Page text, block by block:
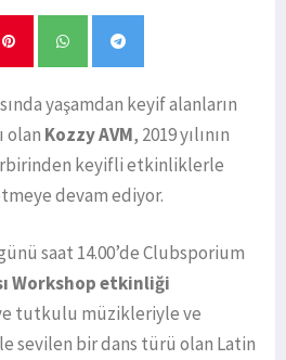
yaşamdan keyif alanların
olan Kozzy AVM, 2019 yılının
keyifli etkinliklerle
devam ediyor.
saat 14.00’de Clubsporium
Workshop etkinliği
tutkulu müzikleriyle ve
sevilen bir dans türü olan Latin